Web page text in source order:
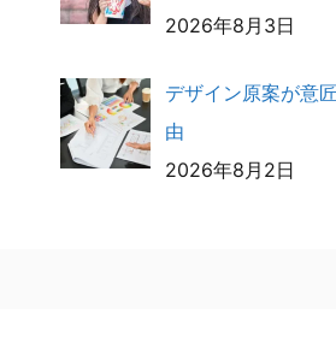
2026年8月3日
デザイン原案が意
由
2026年8月2日